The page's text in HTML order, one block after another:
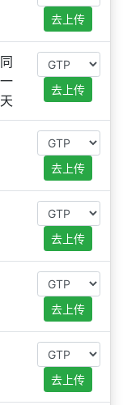
去上传
同
一
天
去上传
去上传
去上传
去上传
去上传